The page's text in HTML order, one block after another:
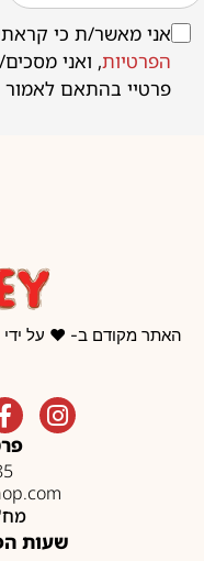
אני מאשר/ת כי
הפרטיות, ואני
פרטיי בהתאם לאמור
האתר מקודם ב- ❤️ על ידי
מח"ל 18,
שעות